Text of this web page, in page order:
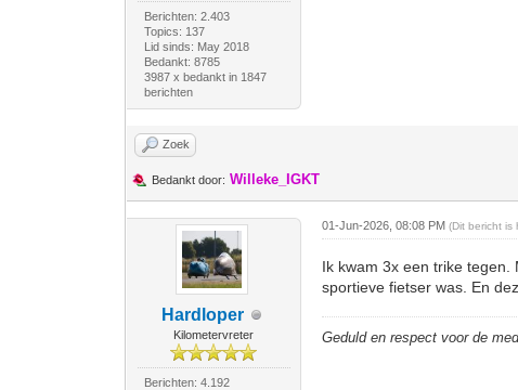
Berichten: 2.403
Topics: 137
Lid sinds: May 2018
Bedankt: 8785
3987 x bedankt in 1847
berichten
Zoek
Bedankt door: Willeke_IGKT
Hardloper
Kilometervreter
Berichten: 4.192
01-Jun-2026, 08:08 PM(Dit bericht
Ik kwam 3x een trike
sportieve fietser was. En
Geduld en respect voor de